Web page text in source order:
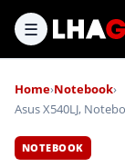
☰
Home›Notebook›
Asus X540LJ,
NOTEBOOK